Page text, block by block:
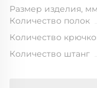
Размер изделия, мм
Количество полок
Количество
Количество штанг